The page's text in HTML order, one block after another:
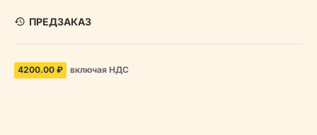
4200.00 ₽ включая НДС
ПРЕДЗАКАЗ